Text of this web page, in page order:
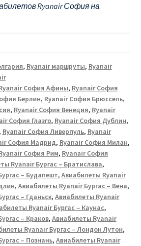
Ryanair София на
, Ryanair маршруты, Ryanair
София Афины, Ryanair София
Берлин, Ryanair София Брюссель,
, Ryanair София Венеция, Ryanair
София Глазго, Ryanair София Дублин,
, Ryanair София Ливерпуль, Ryanair
София Мадрид, Ryanair София Милан,
София Рим, Ryanair София
Ryanair Бургас – Братислава,
– Будапешт, Авиабилеты Ryanair
, Авиабилеты Ryanair Бургас – Вена,
– Гданьск, Авиабилеты Ryanair
Ryanair Бургас – Каунас,
– Краков, Авиабилеты Ryanair
Ryanair Бургас – Лондон Лутон,
– Познань, Авиабилеты Ryanair